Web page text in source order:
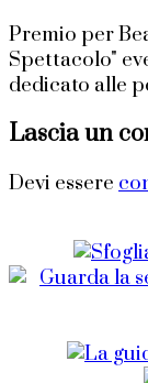
Premio per
Spettacolo"
dedicato alle
Lascia un
Devi essere